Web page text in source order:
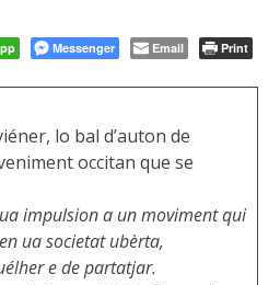
Messenger Email Print
lo bal d’auton de
occitan que se
impulsion a un moviment qui
ua societat ubèrta,
e de partatjar.